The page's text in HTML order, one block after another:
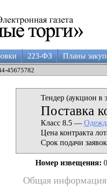
223-ФЗ Планы
45675782
Тендер (аукцион в
Поставка
Класс 8.5 —
Цена контракта
Срок подачи
Номер извещения:
Общая информация